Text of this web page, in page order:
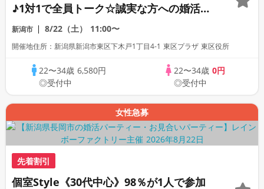
♪1対1で全員トーク☆誠実な方への婚活パ
ーティー
新潟市 8/22（土） 11:00〜
開催地住所：新潟県新潟市東区下木戸1丁目4-1 東区プラザ 東区役所
22〜34歳 6,580円
◎受付中
22〜34歳 0円
◎受付中
女性急募
先着割引
個室Style《30代中心》98％が1人で参加